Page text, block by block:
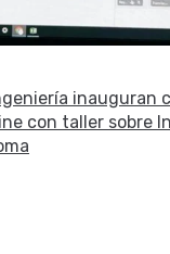
inauguran
con taller sobre